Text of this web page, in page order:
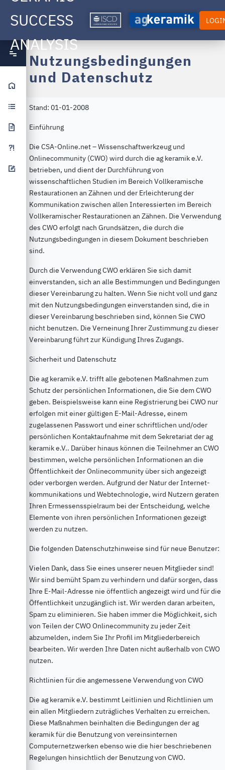
SUCCESS
ANALYSIS
Studydesign
Publications
FAQ
Feedback
Nutzungsbedingungen
und Datenschutz
Stand: 01-01-2008
Einführung
Die CSA-Online.net – Wissenschaftwerkzeug und
Onlinecommunity (CWO) wird durch die ag keramik e.V.
betrieben, und dient der Durchführung von
wissenschaftlichen Studien im Bereich Vollkeramische
Restaurationen an Zähnen und der Erleichterung der
Kommunikation zwischen allen Interessierten im Bereich
Vollkeramischer Restaurationen an Zähnen. Die Verwendung
des CWO erfolgt nach Grundsätzen, die durch die
Nutzungsbedingungen in diesem Dokument beschrieben
sind.
Durch die Verwendung CWO erklären Sie sich damit
einverstanden, sich an alle Bestimmungen und Bedingungen
dieser Vereinbarung zu halten. Wenn Sie nicht voll und ganz
mit den Nutzungsbedingungen einverstanden sind, die in
dieser Vereinbarung beschrieben sind, können Sie CWO
nicht benutzen. Die Verneinung Ihrer Zustimmung zu dieser
Vereinbarung führt zur Kündigung Ihres Zugangs.
Sicherheit und Datenschutz
Die ag keramik e.V. trifft alle gebotenen Maßnahmen zum
Schutz der persönlichen Informationen, die Sie dem CWO
geben. Beispielsweise kann eine Registrierung bei CWO nur
erfolgen mit einer gültigen E-Mail-Adresse, einem
zugelassenen Passwort und einer schriftlichen und/oder
persönlichen Kontaktaufnahme mit dem Sekretariat der ag
keramik e.V.. Darüber hinaus können die Teilnehmer an CWO
bestimmen, welche persönlichen Informationen an die
Öffentlichkeit der Onlinecommunity über sich angezeigt
oder verborgen werden. Aufgrund der Natur der Internet-
kommunikations und Webtechnologie, wird Nutzern geraten
Ihren Ermessensspielraum bei der Entscheidung, welche
Elemente von ihren persönlichen Informationen gezeigt
werden zu nutzen.
Die folgenden Datenschutzhinweise sind für neue Benutzer:
Vielen Dank, dass Sie eines unserer neuen Mitglieder sind!
Wir sind bemüht Spam zu verhindern und dafür sorgen, dass
Ihre E-Mail-Adresse nie öffentlich angezeigt wird und für die
Öffentlichkeit unzugänglich ist. Wir werden daran arbeiten,
Spam zu eliminieren. Sie haben immer die Möglichkeit, sich
von Teilen der CWO Onlinecommunity zu jeder Zeit
abzumelden, indem Sie Ihr Profil im Mitgliederbereich
bearbeiten. Wir werden Ihre Daten nicht außerhalb von CWO
nutzen.
Richtlinien für die angemessene Verwendung von CWO
Die ag keramik e.V. bestimmt Leitlinien und Richtlinien um
ein allen Mitgliedern zuträgliches Verhalten zu erreichen.
Diese Maßnahmen beinhalten die Bedingungen der ag
keramik für die Benutzung von vereinsinternen
Computernetzwerken ebenso wie die hier beschriebenen
Regelungen hinsichtlich der Benutzung von CWO.